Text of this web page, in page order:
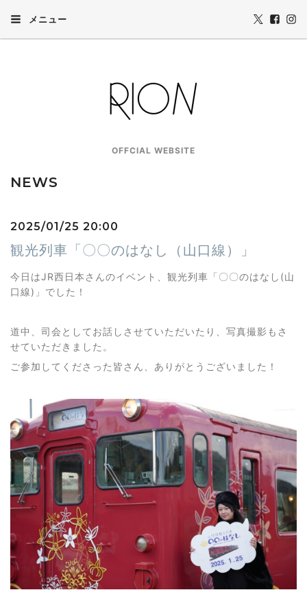
メニュー
OFFCIAL WEBSITE
NEWS
2025/01/25 20:00
観光列車「〇〇のはなし（山口線）」
今日はJR西日本さんのイベント、観光列車「〇〇のはなし(山
口線)」でした！
道中、司会としてお話しさせていただいたり、写真撮影もさ
せていただきました。
ご参加してくださった皆さん、ありがとうございました！